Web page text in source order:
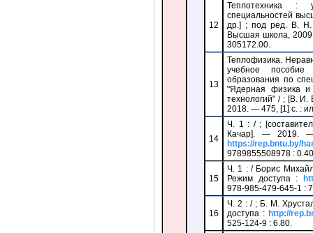
12
Теплотехника :
специальностей
др.] ; под ред. В.
Высшая школа,
305172.00.
13
Теплофизика.
учебное пособие
образования по
"Ядерная физика и
технологий" / ; [В.
2018. — 475, [1] с. :
14
Ч. 1 : / ;
Качар]. — 2019.
https://rep.bntu.by/
9789855508978 :
15
Ч. 1 : / Борис
Режим доступа :
978-985-479-645-1 :
16
Ч. 2 : / ; Б. М.
доступа : http://
525-124-9 : 6.80.